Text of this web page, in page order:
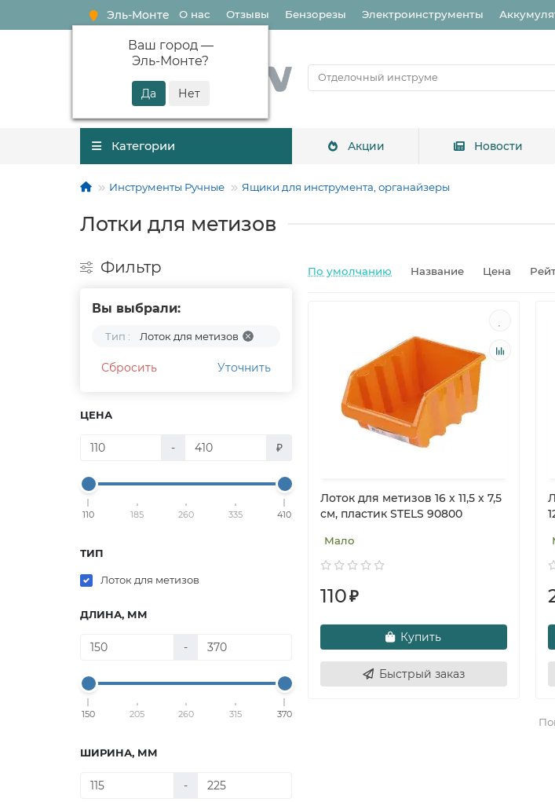
Эль-Монте
Ваш город —
Эль-Монте?
О нас Отзывы Бензорезы Электроинструменты
Категории Акции Новости
Инструменты Ручные Ящики для инструмента, органайзеры
Лотки для метизов
Фильтр
Вы выбрали:
Тип : Лоток для метизов
Сбросить Уточнить
ЦЕНА
- ₽
110 185 260 335 410
ТИП
Лоток для метизов
ДЛИНА, ММ
-
150 205 260 315 370
ШИРИНА, ММ
-
По умолчанию Название Цена
Лоток для метизов 16 х 11,5 х 7,5
см, пластик STELS 90800
Мало
110₽
Купить
Быстрый заказ